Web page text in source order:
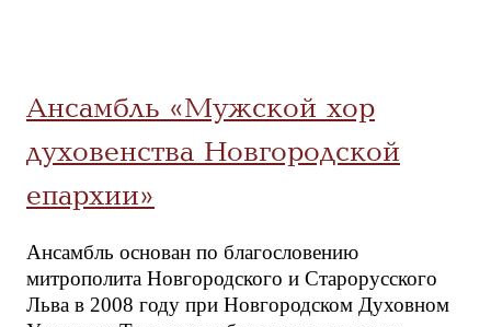
Ансамбль «Мужской хор
духовенства Новгородской
епархии»
Ансамбль основан по благословению
митрополита Новгородского и Старорусского
Льва в 2008 году при Новгородском Духовном